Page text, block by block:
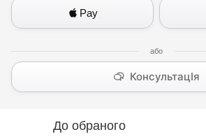
Pay
КонсультацІя
До обраного